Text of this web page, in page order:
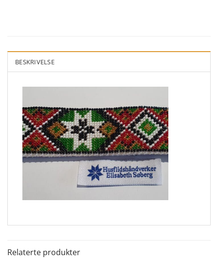
BESKRIVELSE
Relaterte produkter